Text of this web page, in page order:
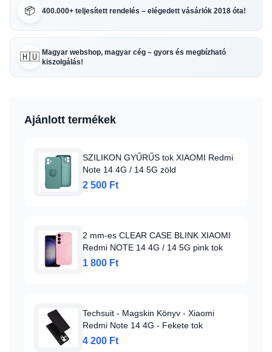
📦 400.000+ teljesített rendelés – elégedett vásárlók 2018 óta!
🇭🇺 Magyar webshop, magyar cég – gyors és megbízható
kiszolgálás!
Ajánlott termékek
SZILIKON GYŰRŰS tok XIAOMI Redmi
Note 14 4G / 14 5G zöld
2 500 Ft
2 mm-es CLEAR CASE BLINK XIAOMI
Redmi NOTE 14 4G / 14 5G pink tok
1 800 Ft
Techsuit - Magskin Könyv - Xiaomi
Redmi Note 14 4G - Fekete tok
4 200 Ft